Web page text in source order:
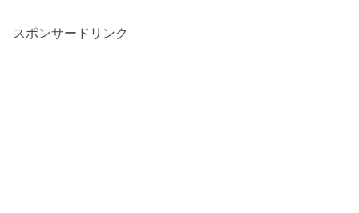
スポンサードリンク